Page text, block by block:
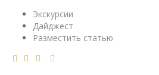
Экскурсии
Дайджест
Разместить статью